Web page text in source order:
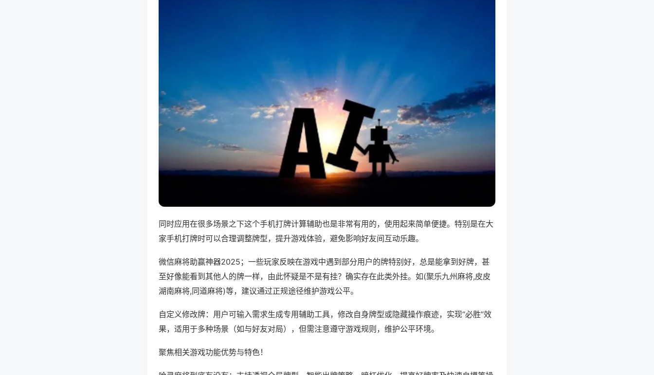
同时应用在很多场景之下这个手机打牌计算辅助也是非常有用的，使用起来简单便捷。特别是在大
家手机打牌时可以合理调整牌型，提升游戏体验，避免影响好友间互动乐趣。
微信麻将助赢神器2025；一些玩家反映在游戏中遇到部分用户的牌特别好，总是能拿到好牌，甚
至好像能看到其他人的牌一样，由此怀疑是不是有挂？确实存在此类外挂。如(聚乐九州麻将,皮皮
湖南麻将,同道麻将)等，建议通过正规途径维护游戏公平。
自定义修改牌：用户可输入需求生成专用辅助工具，修改自身牌型或隐藏操作痕迹，实现“必胜”效
果，适用于多种场景（如与好友对局），但需注意遵守游戏规则，维护公平环境。
聚焦相关游戏功能优势与特色！